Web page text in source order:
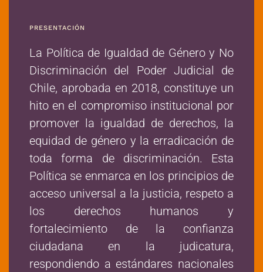
PRESENTACIÓN
La Política de Igualdad de Género y No
Discriminación del Poder Judicial de
Chile, aprobada en 2018, constituye un
hito en el compromiso institucional por
promover la igualdad de derechos, la
equidad de género y la erradicación de
toda forma de discriminación. Esta
Política se enmarca en los principios de
acceso universal a la justicia, respeto a
los derechos humanos y
fortalecimiento de la confianza
ciudadana en la judicatura,
respondiendo a estándares nacionales